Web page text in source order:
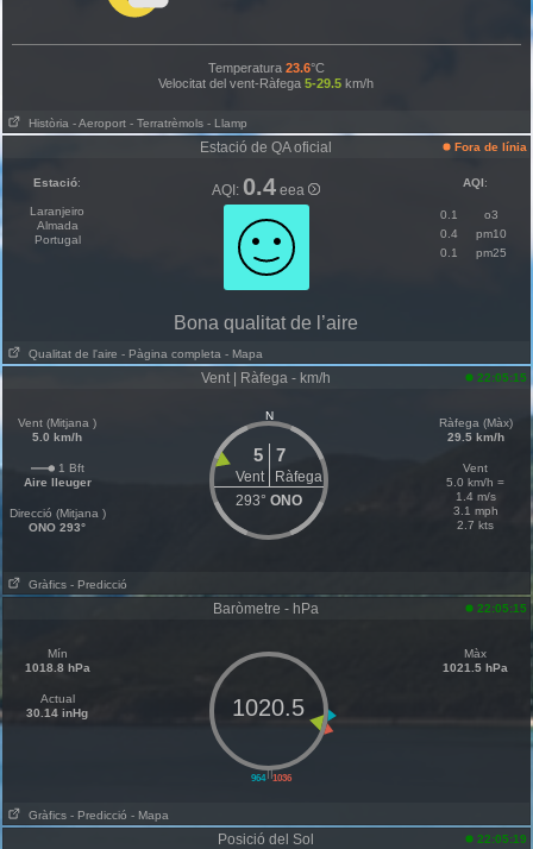
Temperatura 23.6°C
Velocitat del vent-Ràfega 5-29.5 km/h
Història - Aeroport - Terratrèmols - Llamp
Estació de QA oficial Fora de línia
Estació:
Laranjeiro
Almada
Portugal
AQI: 0.4 eea AQI:
0.1
o3
0.4
pm10
0.1
pm25
Bona qualitat de l’aire
Qualitat de l'aire - Pàgina completa - Mapa
Vent | Ràfega - km/h 22:05:15
Vent (Mitjana )
5.0 km/h
1 Bft
Aire lleuger
Direcció (Mitjana )
ONO 293°
N
5 7
Vent
Ràfega
293° ONO
Ràfega (Màx)
29.5 km/h
Vent
5.0 km/h =
1.4 m/s
3.1 mph
2.7 kts
Gràfics - Predicció
Baròmetre - hPa 22:05:15
Mín
1018.8 hPa
Actual
30.14 inHg
||
964 1036
1020.5
Màx
1021.5 hPa
Gràfics - Predicció - Mapa
Posició del Sol 22:05:19